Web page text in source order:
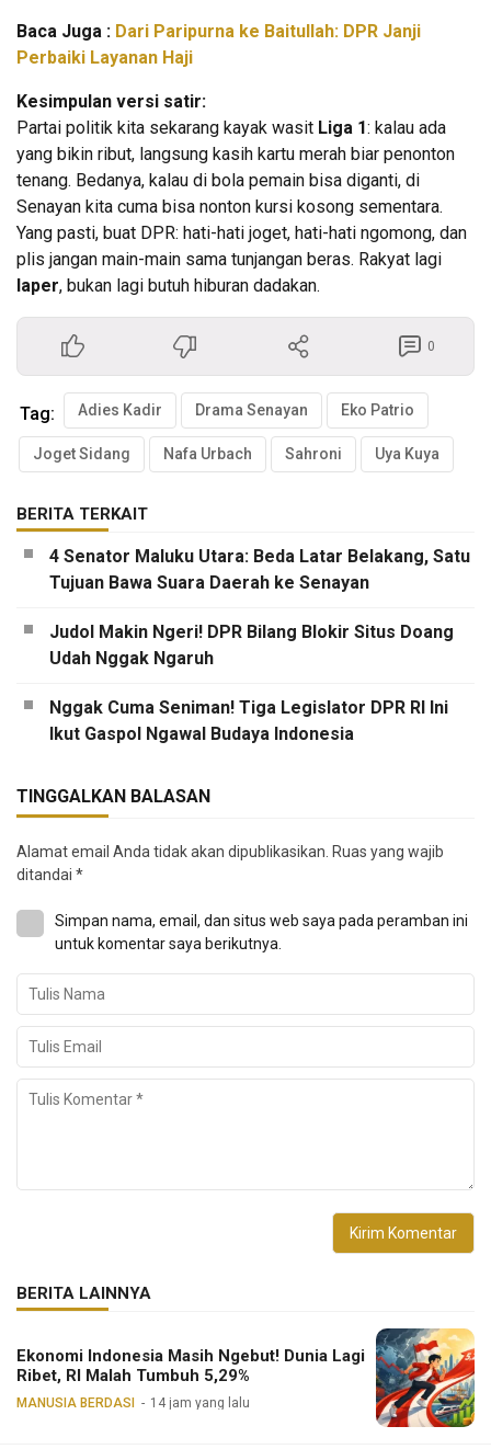
Baca Juga : Dari Paripurna ke Baitullah: DPR Janji
Perbaiki Layanan Haji
Kesimpulan versi satir:
Partai politik kita sekarang kayak wasit Liga 1: kalau ada
yang bikin ribut, langsung kasih kartu merah biar penonton
tenang. Bedanya, kalau di bola pemain bisa diganti, di
Senayan kita cuma bisa nonton kursi kosong sementara.
Yang pasti, buat DPR: hati-hati joget, hati-hati ngomong, dan
plis jangan main-main sama tunjangan beras. Rakyat lagi
laper, bukan lagi butuh hiburan dadakan.
0
Tag: Adies Kadir Drama Senayan Eko Patrio
Joget Sidang Nafa Urbach Sahroni Uya Kuya
BERITA TERKAIT
4 Senator Maluku Utara: Beda Latar Belakang, Satu
Tujuan Bawa Suara Daerah ke Senayan
Judol Makin Ngeri! DPR Bilang Blokir Situs Doang
Udah Nggak Ngaruh
Nggak Cuma Seniman! Tiga Legislator DPR RI Ini
Ikut Gaspol Ngawal Budaya Indonesia
TINGGALKAN BALASAN
Alamat email Anda tidak akan dipublikasikan. Ruas yang wajib
ditandai *
Simpan nama, email, dan situs web saya pada peramban ini
untuk komentar saya berikutnya.
BERITA LAINNYA
Ekonomi Indonesia Masih Ngebut! Dunia Lagi
Ribet, RI Malah Tumbuh 5,29%
MANUSIA BERDASI 14 jam yang lalu